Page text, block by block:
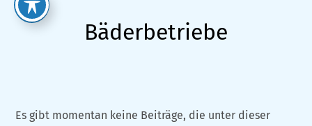
Bäderbetriebe
Es gibt momentan keine Beiträge, die unter dieser